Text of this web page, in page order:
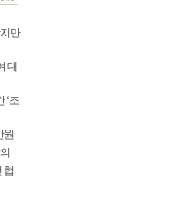
만
대
‘조
원
협